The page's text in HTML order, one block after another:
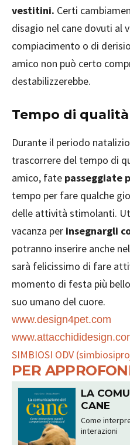
vestitini. Certi
disagio nel cane dovuti
compiacimento o di
amico non può certo
destabilizzerebbe.
Tempo di qualità
Durante il periodo
trascorrere del tempo di
amico, fate passeggiate
tempo per fare qualche
delle attività stimolanti.
vacanza per insegnargli
potranno inserire anche
sarà felicissimo di fare
momento di festa più
suo umano del cuore.
www.design4pet.com
SIMBIOSI ODV
PER
LA
CANE
Come
interazioni